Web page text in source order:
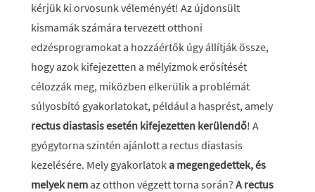
kérjük ki orvosunk véleményét! Az újdonsült
kismamák számára tervezett otthoni
edzésprogramokat a hozzáértők úgy állítják össze,
hogy azok kifejezetten a mélyizmok erősítését
célozzák meg, miközben elkerülik a problémát
súlyosbító gyakorlatokat, például a hasprést, amely
rectus diastasis esetén kifejezetten kerülendő! A
gyógytorna szintén ajánlott a rectus diastasis
kezelésére. Mely gyakorlatoka megengedettek, és
melyek nem az otthon végzett torna során? A rectus